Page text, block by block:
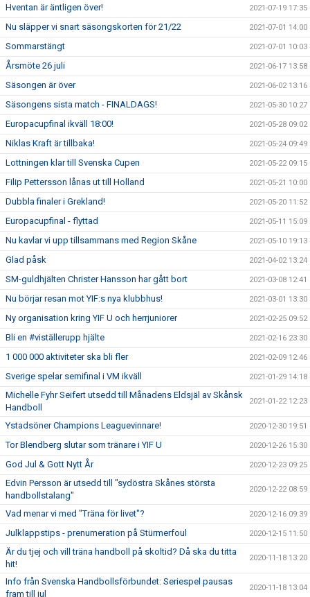
Hventan är äntligen över! 2021-07-19 17:35
Nu släpper vi snart säsongskorten för 21/22 2021-07-01 14:00
Sommarstängt 2021-07-01 10:03
Årsmöte 26 juli 2021-06-17 13:58
Säsongen är över 2021-06-02 13:16
Säsongens sista match - FINALDAGS! 2021-05-30 10:27
Europacupfinal ikväll 18:00! 2021-05-28 09:02
Niklas Kraft är tillbaka! 2021-05-24 09:49
Lottningen klar till Svenska Cupen 2021-05-22 09:15
Filip Pettersson lånas ut till Holland 2021-05-21 10:00
Dubbla finaler i Grekland! 2021-05-20 11:52
Europacupfinal - flyttad 2021-05-11 15:09
Nu kavlar vi upp tillsammans med Region Skåne 2021-05-10 19:13
Glad påsk 2021-04-02 13:24
SM-guldhjälten Christer Hansson har gått bort 2021-03-08 12:41
Nu börjar resan mot YIF:s nya klubbhus! 2021-03-01 13:30
Ny organisation kring YIF U och herrjuniorer 2021-02-25 09:52
Bli en #viställerupp hjälte 2021-02-16 23:30
1 000 000 aktiviteter ska bli fler 2021-02-09 12:46
Sverige spelar semifinal i VM ikväll 2021-01-29 14:18
Michelle Fyhr Seifert utsedd till Månadens Eldsjäl av Skånsk
Handboll
2021-01-22 12:23
Ystadsöner Champions Leaguevinnare! 2020-12-30 19:51
Tor Blendberg slutar som tränare i YIF U 2020-12-26 15:30
God Jul & Gott Nytt År 2020-12-23 09:25
Edvin Persson är utsedd till "sydöstra Skånes största
handbollstalang"
2020-12-22 08:59
Vad menar vi med "Träna för livet"? 2020-12-16 09:39
Julklappstips - prenumeration på Stürmerfoul 2020-12-15 11:50
Är du tjej och vill träna handboll på skoltid? Då ska du titta
hit!
2020-11-18 13:20
Info från Svenska Handbollsförbundet: Seriespel pausas
fram till jul
2020-11-18 13:04